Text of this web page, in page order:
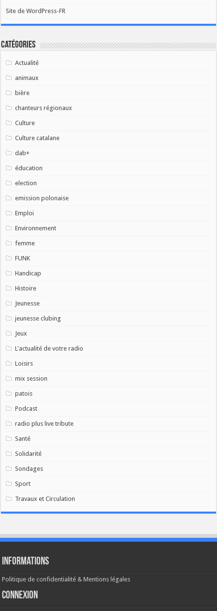
Site de WordPress-FR
Catégories
Actualité
animaux
bière
chanteurs régionaux
Culture
Culture catalane
dab+
éducation
election
emission polonaise
Emploi
Environnement
femme
FUNK
Handicap
Histoire
Jeunesse
jeunesse clubing
Jeux
L'actualité de votre radio
Loisirs
mix session
patois
Podcast
radio plus live tribute
Santé
Solidarité
Sondages
Sport
Travaux et Circulation
Informations
Politique de confidentialité & Mentions légales
Connexion